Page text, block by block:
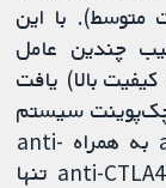
متوسط). با این
چندین عامل
بالا) یافت
چک‌پوینت سیستم
ایمنی (آنتی‌بادی‌های مونوکلونال anti-PD1 به همراه anti-
CTLA4) بهتر از آنتی‌بادی‌های مونوکلونال anti-CTLA4 تنها